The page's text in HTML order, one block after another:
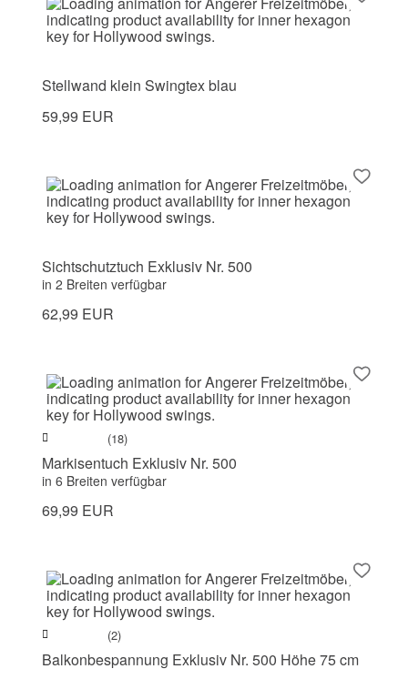
Stellwand klein Swingtex blau
59,99 EUR
Sichtschutztuch Exklusiv Nr. 500
in 2 Breiten verfügbar
62,99 EUR
(18)
Markisentuch Exklusiv Nr. 500
in 6 Breiten verfügbar
69,99 EUR
(2)
Balkonbespannung Exklusiv Nr. 500 Höhe 75 cm